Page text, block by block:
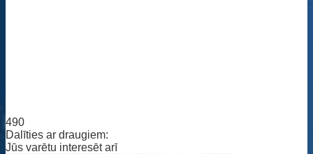
490
Dalīties ar draugiem:
Jūs varētu interesēt arī